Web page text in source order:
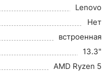
Lenovo
Нет
встроенная
13.3"
AMD Ryzen 5